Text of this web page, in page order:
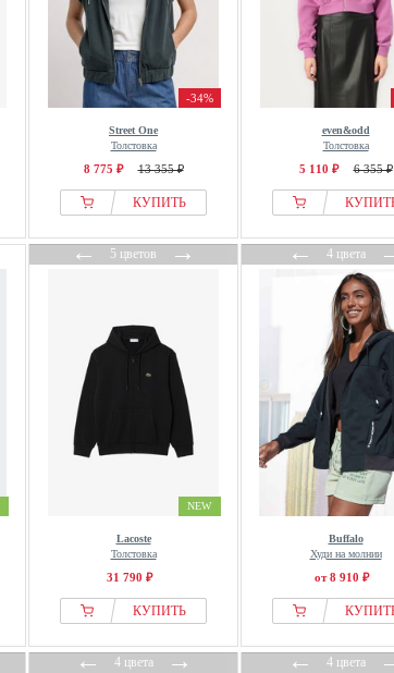
-34%
Street One
Толстовка
8 775 ₽ 13 355 ₽
КУПИТЬ
even&odd
Толстовка
5 110 ₽ 6 355 ₽
←5 цветов→
NEW
Lacoste
Толстовка
31 790 ₽
КУПИТЬ
←4 цвета
Buffalo
Худи на молнии
от 8 910 ₽
←4 цвета→ ←4 цвета